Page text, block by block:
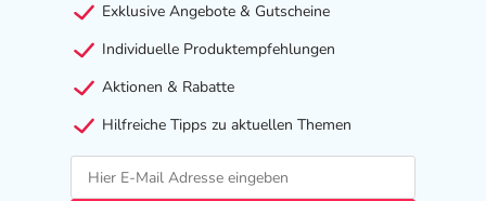
Exklusive Angebote & Gutscheine
Individuelle Produktempfehlungen
Aktionen & Rabatte
Hilfreiche Tipps zu aktuellen Themen